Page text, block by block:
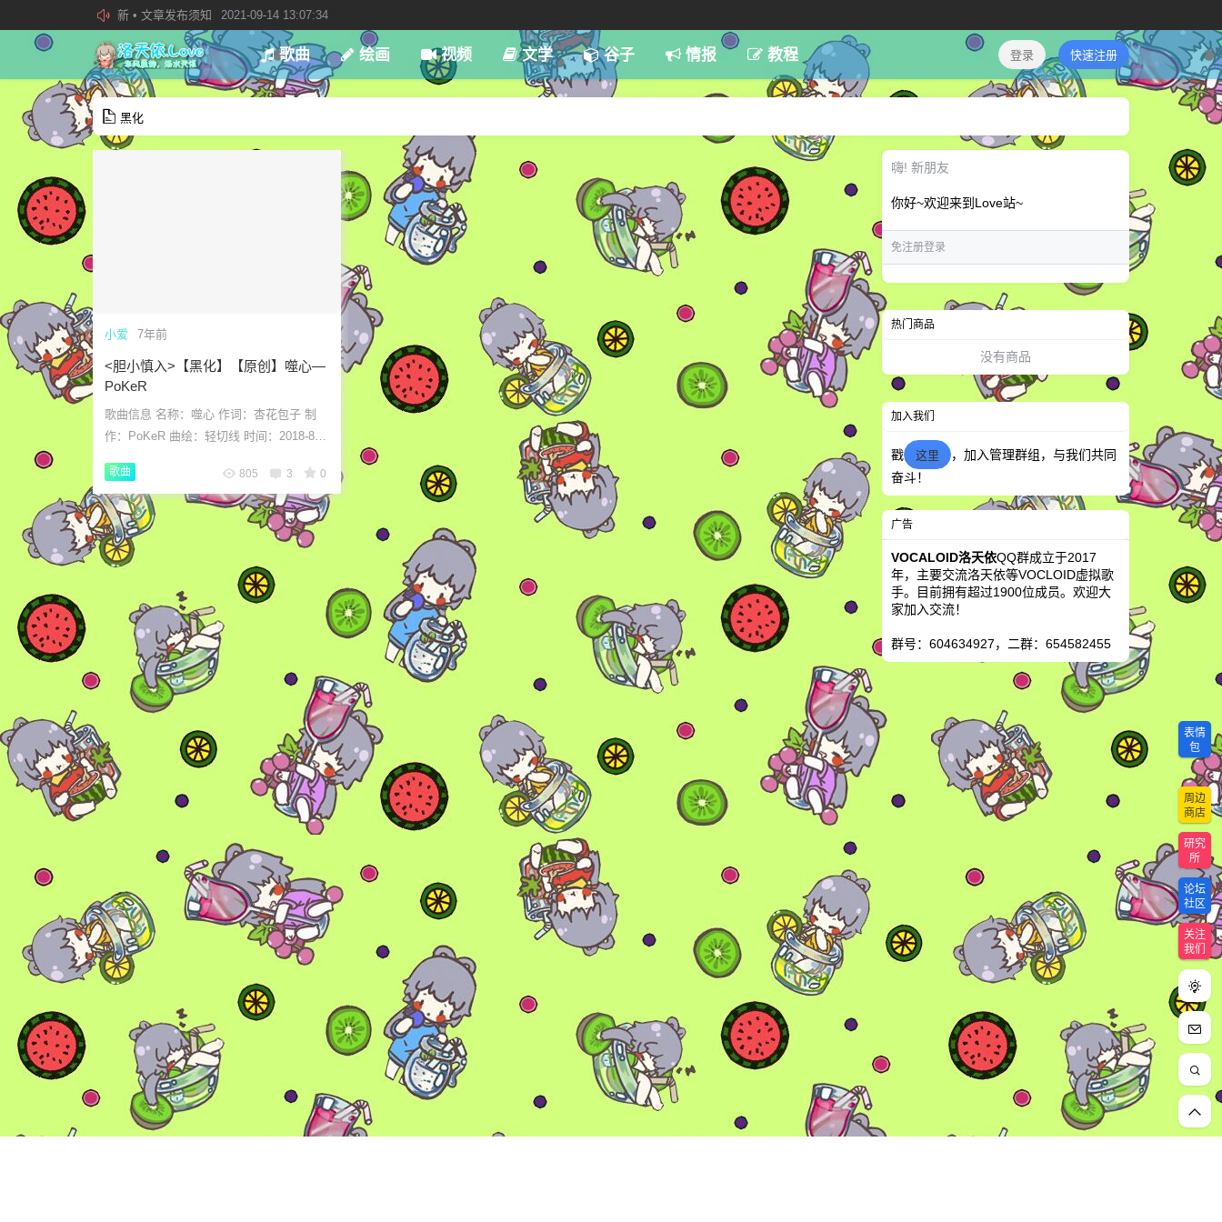
欢迎加入“VOCALOID洛天依“QQ群！
2019-08-27 23:47:59
加入本站管理团队
2019-08-21 02:23:34
歌曲 绘画 视频 文学 谷子 情报 教程 登录 快速注册
黑化
小爱 7年前
<胆小慎入>【黑化】【原创】噬心—
PoKeR
歌曲信息 名称：噬心 作词：杏花包子 制
作：PoKeR 曲绘：轻切线 时间：2018-8-1
的钟 敲醒 血...
歌曲 805 3 0
嗨! 新朋友
你好~欢迎来到Love站~
免注册登录
热门商品
没有商品
加入我们
戳 这里
，加入管理群组，与我们共同
奋斗！
广告
VOCALOID洛天依QQ群成立于2017
年，主要交流洛天依等VOCLOID虚拟歌
手。目前拥有超过1900位成员。欢迎大
家加入交流！
群号：604634927，二群：654582455
您没有权限发布内容，请购买会员或者提升权
6位以上
6位以上
找回 已有帐号？
表情
包
周边
商店
研究
所
论坛
社区
关注
我们